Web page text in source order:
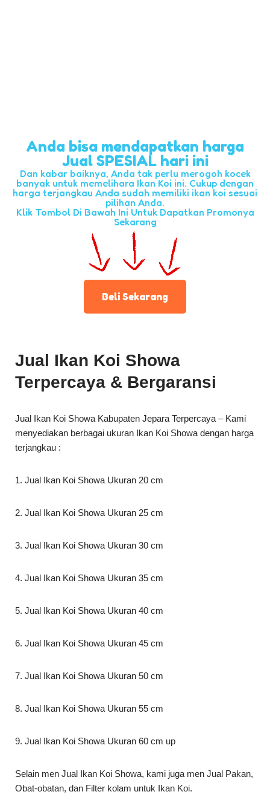
Anda bisa mendapatkan harga
Jual SPESIAL hari ini
Dan kabar baiknya, Anda tak perlu merogoh kocek
banyak untuk memelihara Ikan Koi ini. Cukup dengan
harga terjangkau Anda sudah memiliki ikan koi sesuai
pilihan Anda.
Klik Tombol Di Bawah Ini Untuk Dapatkan Promonya
Sekarang
Beli Sekarang
Jual Ikan Koi Showa
Terpercaya & Bergaransi
Jual Ikan Koi Showa Kabupaten Jepara Terpercaya – Kami
menyediakan berbagai ukuran Ikan Koi Showa dengan harga
terjangkau :
1. Jual Ikan Koi Showa Ukuran 20 cm
2. Jual Ikan Koi Showa Ukuran 25 cm
3. Jual Ikan Koi Showa Ukuran 30 cm
4. Jual Ikan Koi Showa Ukuran 35 cm
5. Jual Ikan Koi Showa Ukuran 40 cm
6. Jual Ikan Koi Showa Ukuran 45 cm
7. Jual Ikan Koi Showa Ukuran 50 cm
8. Jual Ikan Koi Showa Ukuran 55 cm
9. Jual Ikan Koi Showa Ukuran 60 cm up
Selain men Jual Ikan Koi Showa, kami juga men Jual Pakan,
Obat-obatan, dan Filter kolam untuk Ikan Koi.